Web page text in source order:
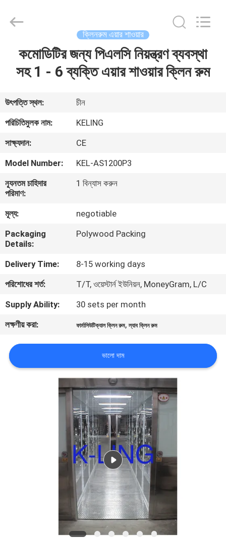
বাড়ি
আমাদের
সম্বন্ধে
কারখানা
পরিদর্শন
গুণমান
নিয়ন্ত্রণ
আমাদের
সাথে
যোগাযোগ
মামলা
Technology
Company.
ক্লিনরুম এয়ার শাওয়ার
কমোডিটির জন্য পিএলসি নিয়ন্ত্রণ ব্যবস্থা
সহ 1 - 6 ব্যক্তি এয়ার শাওয়ার ক্লিন রুম
উৎপত্তি স্থল:
চীন
পরিচিতিমুলক নাম:
KELING
সাক্ষ্যদান:
CE
Model Number:
KEL-AS1200P3
ন্যূনতম চাহিদার
পরিমাণ:
1 বিন্যাস করুন
মূল্য:
negotiable
Packaging
Details:
Polywood Packing
Delivery Time:
8-15 working days
পরিশোধের শর্ত:
T/T, ওয়েস্টার্ন ইউনিয়ন, MoneyGram, L/C
Supply Ability:
30 sets per month
লক্ষণীয় করা:
ফার্মাসিউটিক্যাল ক্লিন রুম,ল্যাব ক্লিন রুম
ভালো দাম